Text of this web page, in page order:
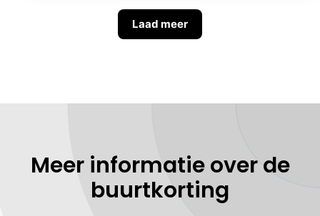
Laad meer
Meer informatie over de
buurtkorting